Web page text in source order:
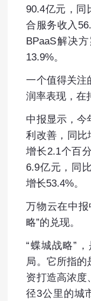
90.4亿元，同
合服务收入
BPaaS解决
13.9%。
一个值得关注
润率表现，在
中报显示，今
利改善，同比
增长2.1个百
6.9亿元，同
增长53.4%。
万物云在中
略”的兑现。
“蝶城战略”
局。它所指的
资打造高浓度
径3公里的城